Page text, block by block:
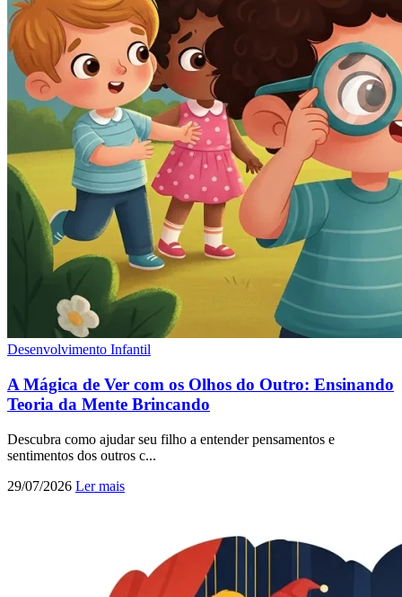
Desenvolvimento Infantil
A Mágica de Ver com os Olhos do Outro: Ensinando
Teoria da Mente Brincando
Descubra como ajudar seu filho a entender pensamentos e
sentimentos dos outros c...
29/07/2026 Ler mais